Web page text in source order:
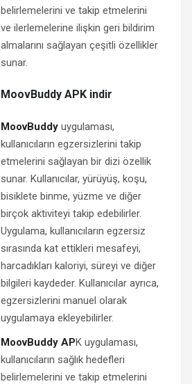
belirlemelerini ve takip etmelerini
ve ilerlemelerine ilişkin geri bildirim
almalarını sağlayan çeşitli özellikler
sunar.
MoovBuddy APK indir
MoovBuddyuygulaması,
kullanıcıların egzersizlerini takip
etmelerini sağlayan bir dizi özellik
sunar. Kullanıcılar, yürüyüş, koşu,
bisiklete binme, yüzme ve diğer
birçok aktiviteyi takip edebilirler.
Uygulama, kullanıcıların egzersiz
sırasında kat ettikleri mesafeyi,
harcadıkları kaloriyi, süreyi ve diğer
bilgileri kaydeder. Kullanıcılar ayrıca,
egzersizlerini manuel olarak
uygulamaya ekleyebilirler.
MoovBuddy APK uygulaması,
kullanıcıların sağlık hedefleri
belirlemelerini ve takip etmelerini